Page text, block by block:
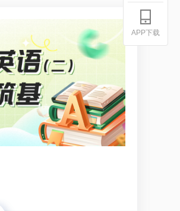
APP下载